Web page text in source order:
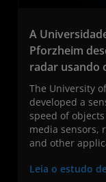
A
Pforzheim
radar usando
The University
developed a
speed of
media sensors,
and other
Leia o estudo